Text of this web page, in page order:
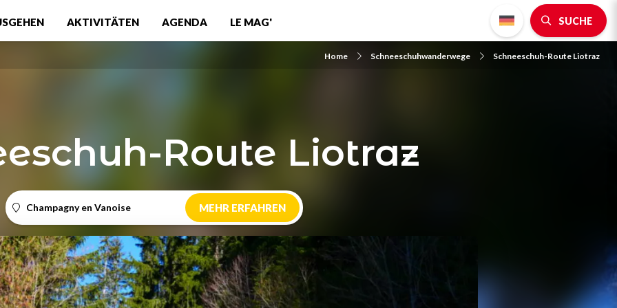
AKTIVITÄTEN AGENDA LE MAG' SUCHE
Home Schneeschuhwanderwege Schneeschuh-Route Liotraz
Route Liotraz
Champagny en Vanoise MEHR ERFAHREN